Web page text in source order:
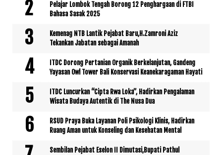
Pelajar Lombok Tengah Borong 12 Penghargaan di FTBI
Bahasa Sasak 2025
Kemenag NTB Lantik Pejabat Baru,H.Zamroni Aziz
Tekankan Jabatan sebagai Amanah
ITDC Dorong Pertanian Organik Berkelanjutan, Gandeng
Yayasan Owl Tower Bali Konservasi Keanekaragaman Hayati
ITDC Luncurkan “Cipta Rwa Loka”, Hadirkan Pengalaman
Wisata Budaya Autentik di The Nusa Dua
RSUD Praya Buka Layanan Poli Psikologi Klinis, Hadirkan
Ruang Aman untuk Konseling dan Kesehatan Mental
Sembilan Pejabat Eselon II Dimutasi,Bupati Pathul